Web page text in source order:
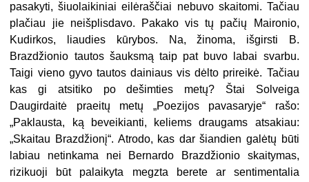
pasakyti, šiuolaikiniai eilėraščiai nebuvo skaitomi. Tačiau
plačiau jie neišplisdavo. Pakako vis tų pačių Maironio,
Kudirkos, liaudies kūrybos. Na, žinoma, išgirsti B.
Brazdžionio tautos šauksmą taip pat buvo labai svarbu.
Taigi vieno gyvo tautos dainiaus vis dėlto prireikė. Tačiau
kas gi atsitiko po dešimties metų? Štai Solveiga
Daugirdaitė praeitų metų „Poezijos pavasaryje“ rašo:
„Paklausta, ką beveikianti, keliems draugams atsakiau:
„Skaitau Brazdžionį“. Atrodo, kas dar šiandien galėtų būti
labiau netinkama nei Bernardo Brazdžionio skaitymas,
rizikuoji būt palaikyta megzta berete ar sentimentalia